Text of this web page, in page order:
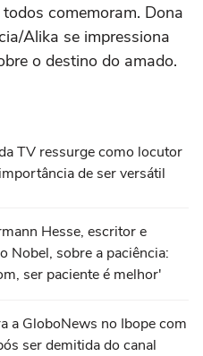
comemoram. Dona
Alika se impressiona
o destino do amado.
TV ressurge como locutor
de ser versátil
Hesse, escritor e
Nobel, sobre a paciência:
ser paciente é melhor'
a GloboNews no Ibope com
ser demitida do canal